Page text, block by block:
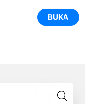
BUKA